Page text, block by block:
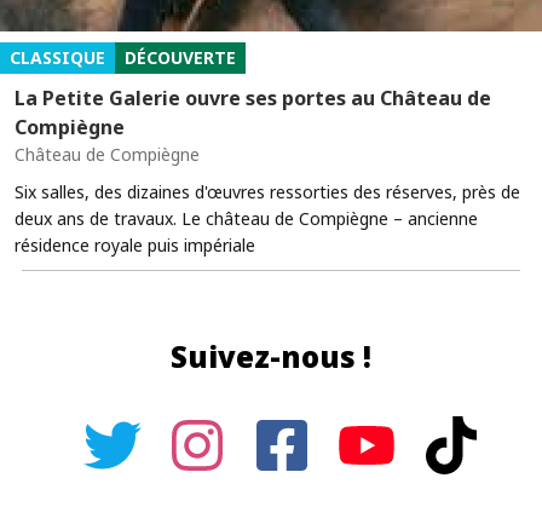
CLASSIQUE DÉCOUVERTE
La Petite Galerie ouvre ses portes au Château de
Compiègne
Château de Compiègne
Six salles, des dizaines d'œuvres ressorties des réserves, près de
deux ans de travaux. Le château de Compiègne – ancienne
résidence royale puis impériale
Suivez-nous !